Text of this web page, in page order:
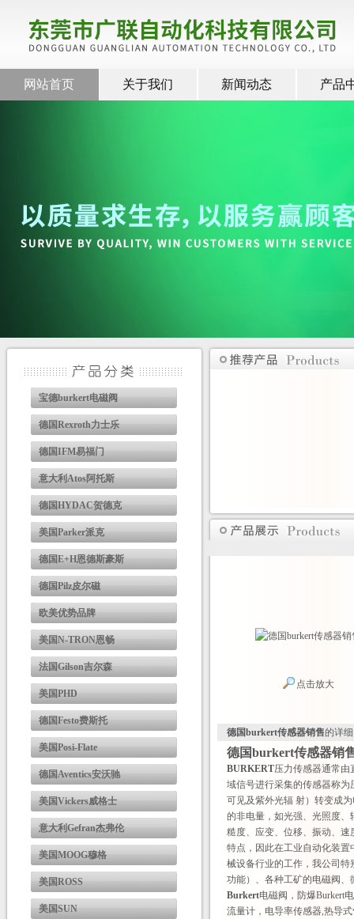
网站首页 关于我们 新闻动态 产品
宝德burkert电磁阀
德国Rexroth力士乐
德国IFM易福门
意大利Atos阿托斯
德国HYDAC贺德克
美国Parker派克
德国E+H恩德斯豪斯
德国Pilz皮尔磁
欧美优势品牌
美国N-TRON恩畅
法国Gilson吉尔森
美国PHD
德国Festo费斯托
美国Posi-Flate
德国Aventics安沃驰
美国Vickers威格士
意大利Gefran杰弗伦
美国MOOG穆格
美国ROSS
美国SUN
点击放大
德国burkert传感器销售的详
德国burkert传感器销
BURKERT压力传感器通常
域信号进行采集的传感器称
可见及紫外光辐 射）转变成
的非电量，如光强、光照度
糙度、应变、位移、振动、
特点，因此在工业自动化装置
械设备行业的工作，我公司
功能）、各种工矿的电磁阀
Burkert电磁阀，防爆Burkert
流量计，电导率传感器,热导